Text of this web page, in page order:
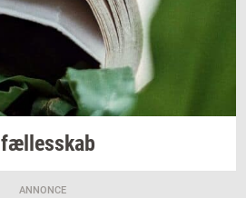
fæl­les­skab
ANNONCE